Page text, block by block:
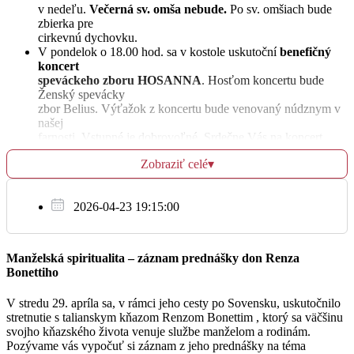
Karmel
17:30
+Juraj, 50.výr., manželka Mária a syn Ján
Sv. Jána, apoštola a evanjelistu, sviatok
St
07:00
+rodičia Fekiačoví, Salvoví a dcéra Emília
Karmel
17:30
manžel, dcéra, zať a za zdravie a Božiu pomoc pre
Št
v nedeľu. Večerná sv. omša nebude. Po sv. omšiach bude
zbierka pre
cirkevnú dychovku.
V pondelok o 18.00 hod. sa v kostole uskutočníbenefičný
koncert
speváckeho zboru HOSANNA. Hosťom koncertu bude
Ženský spevácky
zbor Belius. Výťažok z koncertu bude venovaný núdznym v
našej
farnosti. Vstupné je dobrovoľné. Srdečne Vás na koncert
pozývame.
V sobotu 31. decembra 2022 pri sv. omši o 16.00 hod.
ďakovnou
Bohu za
pobožnosti
zúčastní spevu Teba, Bože chválime, môže za obvyklých
podmienok
získať úplné odpustky. Od 23.30 hod. bude vo farskom
vystavená Najsvätejšia Sviatosť Oltárnak osobnému i
spoločnému
poďakovaniu za milosti obsiahnuté v tomto roku. O polnoci
bude
Zobraziť celé▾
2026-04-23 19:15:00
Manželská spiritualita – záznam prednášky don Renza
Bonettiho
V stredu 29. apríla sa, v rámci jeho cesty po Sovensku, uskutočnilo
stretnutie s talianskym kňazom Renzom Bonettim , ktorý sa väčšinu
svojho kňazského života venuje službe manželom a rodinám.
Pozývame vás vypočuť si záznam z jeho prednášky na téma